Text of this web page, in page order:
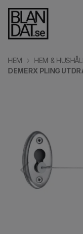
HEM HEM & HUSHÅLL
DEMERX PLING